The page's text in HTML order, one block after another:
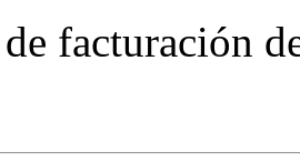
facturación